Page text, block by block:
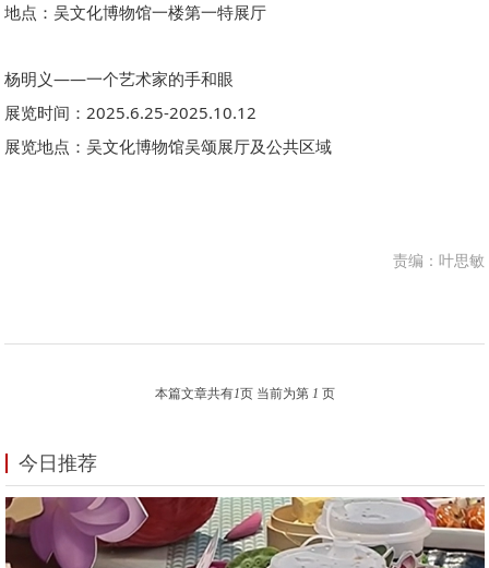
地点：吴文化博物馆一楼第一特展厅
杨明义——一个艺术家的手和眼
展览时间：2025.6.25-2025.10.12
展览地点：吴文化博物馆吴颂展厅及公共区域
责编：叶思敏
本篇文章共有1页 当前为第 1 页
今日推荐